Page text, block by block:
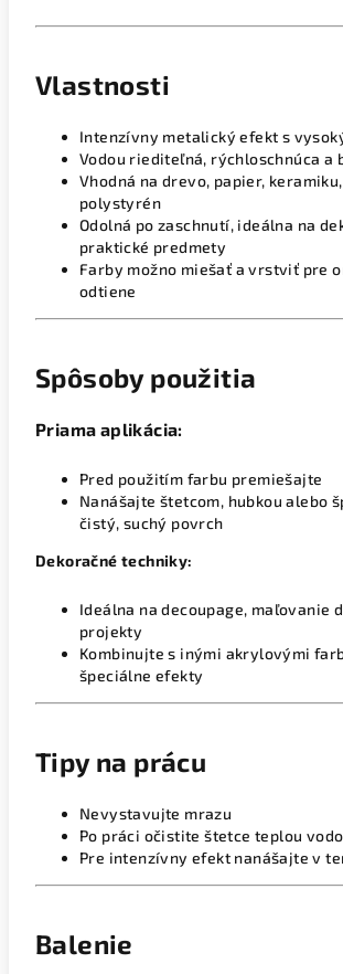
Vlastnosti
Intenzívny metalický efekt s
Vodou riediteľná, rýchloschnúca a
Vhodná na drevo, papier,
polystyrén
Odolná po zaschnutí, ideálna na
praktické predmety
Farby možno miešať a vrstviť pre
odtiene
Spôsoby použitia
Priama aplikácia:
Pred použitím farbu premiešajte
Nanášajte štetcom, hubkou alebo
čistý, suchý povrch
Dekoračné techniky:
Ideálna na decoupage, maľovanie
projekty
Kombinujte s inými akrylovými
špeciálne efekty
Tipy na prácu
Nevystavujte mrazu
Po práci očistite štetce teplou
Pre intenzívny efekt nanášajte v
Balenie